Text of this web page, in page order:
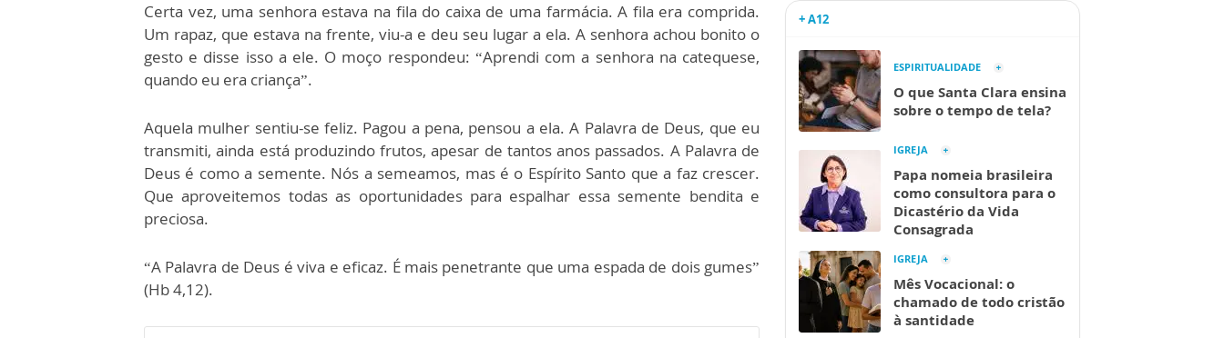
Certa vez, uma senhora estava na fila do caixa de uma farmácia. A fila era comprida.
Um rapaz, que estava na frente, viu-a e deu seu lugar a ela. A senhora achou bonito o
gesto e disse isso a ele. O moço respondeu: “Aprendi com a senhora na catequese,
quando eu era criança”.
Aquela mulher sentiu-se feliz. Pagou a pena, pensou a ela. A Palavra de Deus, que eu
transmiti, ainda está produzindo frutos, apesar de tantos anos passados. A Palavra de
Deus é como a semente. Nós a semeamos, mas é o Espírito Santo que a faz crescer.
Que aproveitemos todas as oportunidades para espalhar essa semente bendita e
preciosa.
“A Palavra de Deus é viva e eficaz. É mais penetrante que uma espada de dois gumes”
(Hb 4,12).
+ A12
ESPIRITUALIDADE
O que Santa Clara ensina
sobre o tempo de tela?
IGREJA
Papa nomeia brasileira
como consultora para o
Dicastério da Vida
Consagrada
IGREJA
Mês Vocacional: o
chamado de todo cristão
à santidade